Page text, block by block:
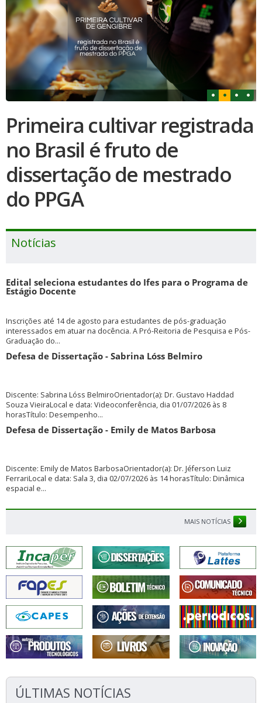
Primeira cultivar registrada
no Brasil é fruto de
dissertação de mestrado
do PPGA
Notícias
Edital seleciona estudantes do Ifes para o Programa de
Estágio Docente
Inscrições até 14 de agosto para estudantes de pós-graduação
interessados em atuar na docência. A Pró-Reitoria de Pesquisa e Pós-
Graduação do...
Defesa de Dissertação - Sabrina Lóss Belmiro
Discente: Sabrina Lóss BelmiroOrientador(a): Dr. Gustavo Haddad
Souza VieiraLocal e data: Videoconferência, dia 01/07/2026 às 8
horasTítulo: Desempenho...
Defesa de Dissertação - Emily de Matos Barbosa
Discente: Emily de Matos BarbosaOrientador(a): Dr. Jéferson Luiz
FerrariLocal e data: Sala 3, dia 02/07/2026 às 14 horasTítulo: Dinâmica
espacial e...
MAIS NOTÍCIAS
ÚLTIMAS NOTÍCIAS